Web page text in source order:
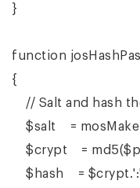
}
function
{
// Salt and hash
$salt =
$crypt =
$hash =